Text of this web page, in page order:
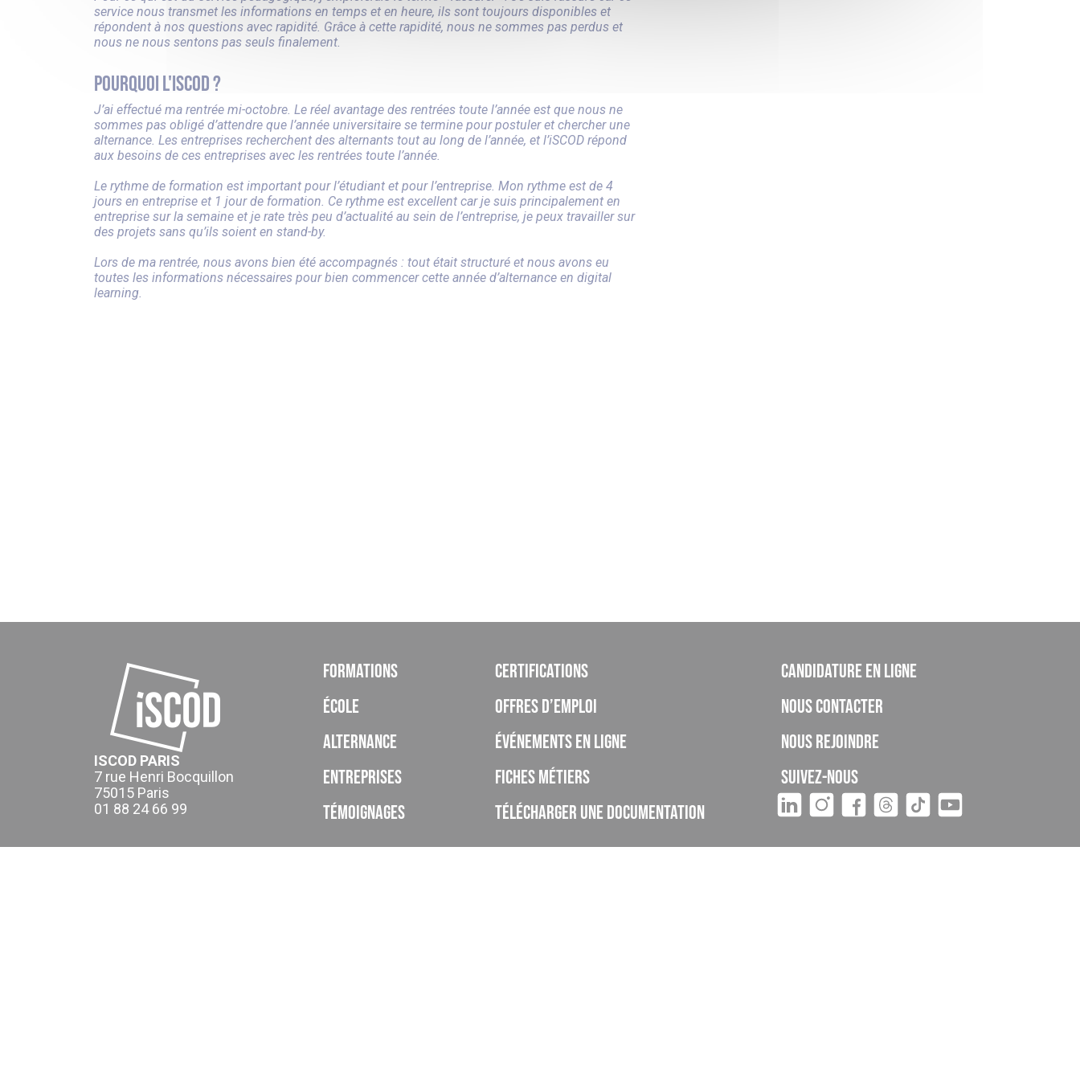
service nous transmet les informations en temps et en heure, ils sont toujours disponibles et
répondent à nos questions avec rapidité. Grâce à cette rapidité, nous ne sommes pas perdus et
nous ne nous sentons pas seuls finalement.
Pourquoi l'ISCOD ?
J’ai effectué ma rentrée mi-octobre. Le réel avantage des rentrées toute l’année est que nous ne
sommes pas obligé d’attendre que l’année universitaire se termine pour postuler et chercher une
alternance. Les entreprises recherchent des alternants tout au long de l’année, et l’iSCOD répond
aux besoins de ces entreprises avec les rentrées toute l’année.
Le rythme de formation est important pour l’étudiant et pour l’entreprise. Mon rythme est de 4
jours en entreprise et 1 jour de formation. Ce rythme est excellent car je suis principalement en
entreprise sur la semaine et je rate très peu d’actualité au sein de l’entreprise, je peux travailler sur
des projets sans qu’ils soient en stand-by.
Lors de ma rentrée, nous avons bien été accompagnés : tout était structuré et nous avons eu
toutes les informations nécessaires pour bien commencer cette année d’alternance en digital
learning.
ISCOD PARIS
7 rue Henri Bocquillon
75015 Paris
01 88 24 66 99
Formations
École
Alternance
Entreprises
Témoignages
Certifications
Offres d’emploi
Événements en ligne
Fiches métiers
Télécharger une documentation
Candidature en ligne
Nous contacter
Nous rejoindre
Suivez-nous